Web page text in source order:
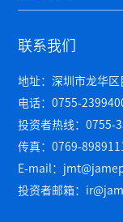
联系我们
地址：深圳市龙华
电话：0755-
投资者热线：0755-
传真：0769-
E-mail：
投资者邮箱：